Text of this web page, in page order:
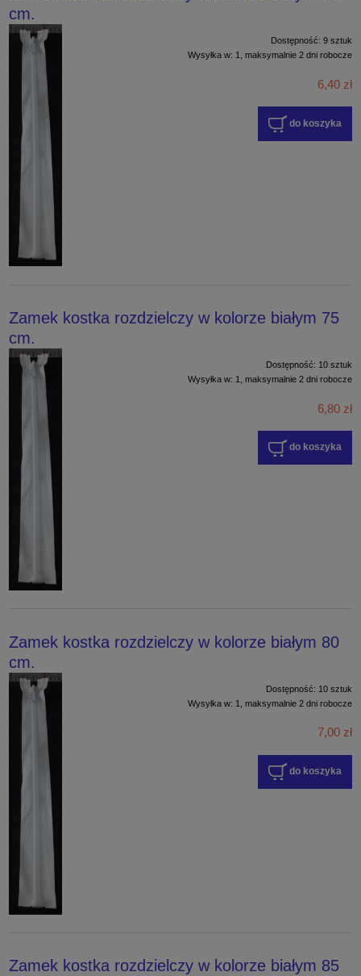
cm.
Dostępność: 9 sztuk
Wysyłka w: 1, maksymalnie 2 dni robocze
6,40 zł
do koszyka
Zamek kostka rozdzielczy w kolorze białym 75
cm.
Dostępność: 10 sztuk
Wysyłka w: 1, maksymalnie 2 dni robocze
6,80 zł
do koszyka
Zamek kostka rozdzielczy w kolorze białym 80
cm.
Dostępność: 10 sztuk
Wysyłka w: 1, maksymalnie 2 dni robocze
7,00 zł
do koszyka
Zamek kostka rozdzielczy w kolorze białym 85